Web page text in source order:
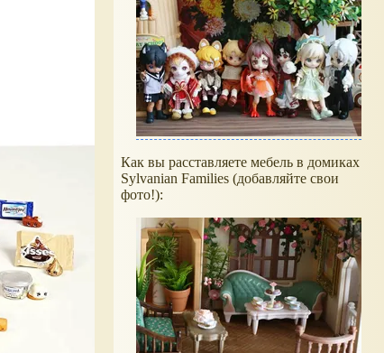
Как вы расставляете мебель в домиках
Sylvanian Families (добавляйте свои
фото!):